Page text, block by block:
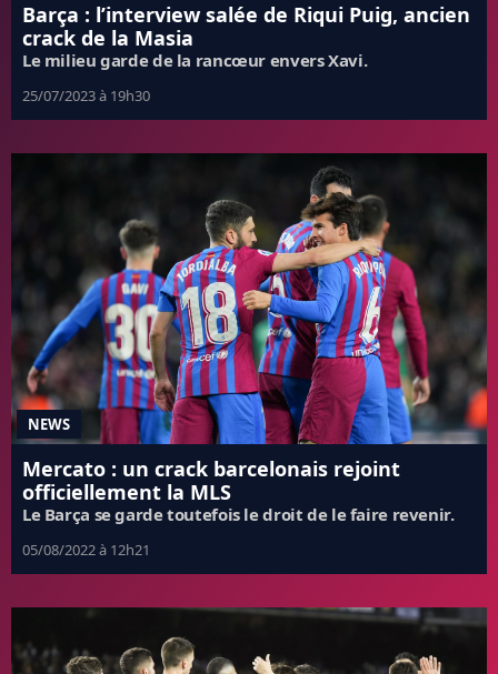
Barça : l’interview salée de Riqui Puig, ancien
crack de la Masia
Le milieu garde de la rancœur envers Xavi.
25/07/2023 à 19h30
NEWS
Mercato : un crack barcelonais rejoint
officiellement la MLS
Le Barça se garde toutefois le droit de le faire revenir.
05/08/2022 à 12h21